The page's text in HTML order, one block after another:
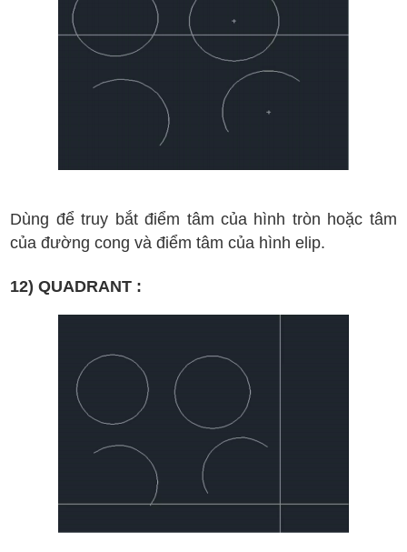
Dùng để truy bắtđiểm tâm của hình tròn hoặc tâm
củađường cong vàđiểm tâm của hìnhelip.
12) QUADRANT :